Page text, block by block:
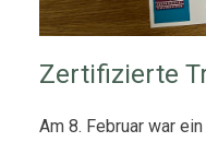
Zertifizierte
Am 8. Februar war